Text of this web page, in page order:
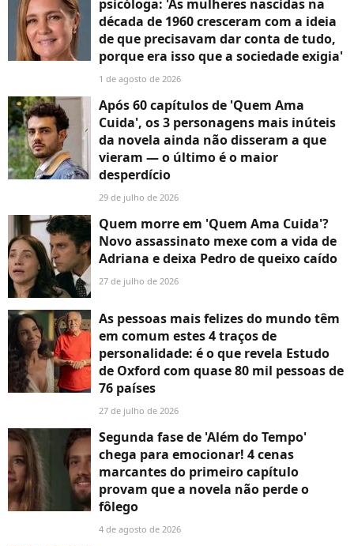
psicóloga: 'As mulheres nascidas na
década de 1960 cresceram com a ideia
de que precisavam dar conta de tudo,
porque era isso que a sociedade exigia'
1 de agosto de 2026
Após 60 capítulos de 'Quem Ama
Cuida', os 3 personagens mais inúteis
da novela ainda não disseram a que
vieram — o último é o maior
desperdício
29 de julho de 2026
Quem morre em 'Quem Ama Cuida'?
Novo assassinato mexe com a vida de
Adriana e deixa Pedro de queixo caído
27 de julho de 2026
As pessoas mais felizes do mundo têm
em comum estes 4 traços de
personalidade: é o que revela Estudo
de Oxford com quase 80 mil pessoas de
76 países
27 de julho de 2026
Segunda fase de 'Além do Tempo'
chega para emocionar! 4 cenas
marcantes do primeiro capítulo
provam que a novela não perde o
fôlego
4 de agosto de 2026